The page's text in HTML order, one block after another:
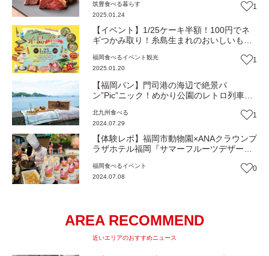
筑豊食べる暮らす
2025.01.24
1
【イベント】1/25ケーキ半額！100円でネ
ギつかみ取り！糸島生まれのおいしいもの
福岡食べるイベント観光
2025.01.20
1
【福岡パン】門司港の海辺で絶景パ
ン”Pic”ニック！めかり公園のレトロ列車内
Park』 （北九州市門司区）
北九州食べる
2024.07.29
1
【体験レポ】福岡市動物園×ANAクラウンプ
ラザホテル福岡『サマーフルーツデザート
てきた！（福岡市中央区）
福岡食べるイベント
2024.07.08
0
AREA RECOMMEND
近いエリアのおすすめニュース